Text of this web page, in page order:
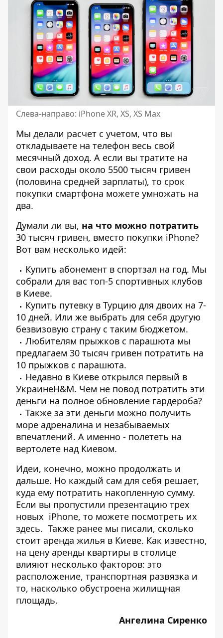
Слева-направо: iPhone XR, XS, XS Max
Мы делали расчет с учетом, что вы
откладываете на телефон весь свой
месячный доход. А если вы тратите на
свои расходы около 5500 тысяч гривен
(половина средней зарплаты), то срок
покупки смартфона можете умножать на
два.
Думали ли вы, на что можно потратить
30 тысяч гривен, вместо покупки iPhone?
Вот вам несколько идей:
Купить абонемент в спортзал на год. Мы
собрали для вас топ-5 спортивных клубов
в Киеве.
Купить путевку в Турцию для двоих на 7-
10 дней. Или же выбрать для себя другую
безвизовую страну с таким бюджетом.
Любителям прыжков с парашюта мы
предлагаем 30 тысяч гривен потратить на
10 прыжков с парашюта.
Недавно в Киеве открылся первый в
УкраинеH&M. Чем не повод потратить эти
деньги на полное обновление гардероба?
Также за эти деньги можно получить
море адреналина и незабываемых
впечатлений. А именно - полететь на
вертолете над Киевом.
Идеи, конечно, можно продолжать и
дальше. Но каждый сам для себя решает,
куда ему потратить накопленную сумму.
Если вы пропустили презентацию трех
новых iPhone, то можете посмотреть их
здесь. Также ранее мы писали, сколько
стоит аренда жилья в Киеве. Как известно,
на цену аренды квартиры в столице
влияют несколько факторов: это
расположение, транспортная развязка и
то, насколько обустроена жилищная
площадь.
Ангелина Сиренко